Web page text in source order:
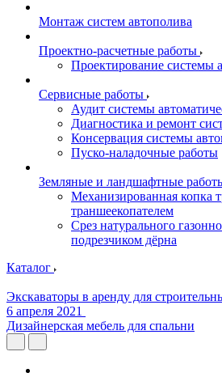
Монтаж систем автополива
Проектно-расчетные работы
Проектирование системы
Сервисные работы
Аудит системы
Диагностика и ремонт
Консервация системы
Пуско-наладочные работы
Земляные и ландшафтные
Механизированная копка
траншеекопателем
Срез натурального
подрезчиком дёрна
Каталог
Экскаваторы в аренду для
6 апреля 2021
Дизайнерская мебель для спальни